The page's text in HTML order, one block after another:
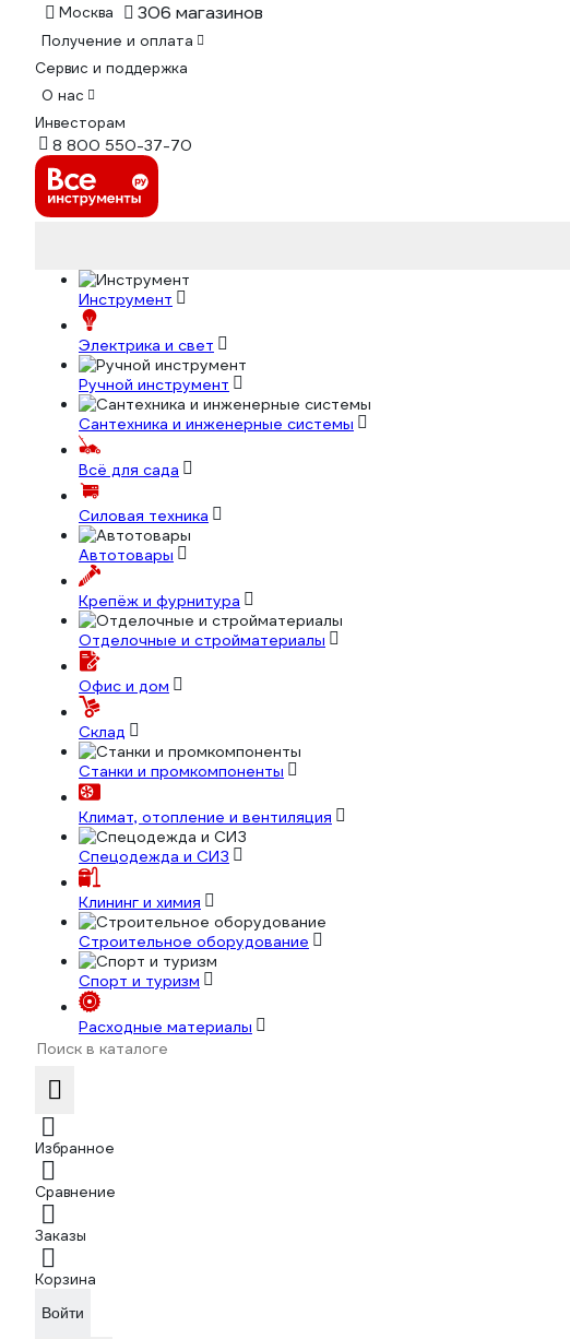
Москва 306 магазинов
Получение и оплата
Сервис и поддержка
О нас
Инвесторам
8 800 550-37-70
Инструмент
Электрика и свет
Ручной инструмент
Сантехника и инженерные системы
Всё для сада
Силовая техника
Автотовары
Крепёж и фурнитура
Отделочные и стройматериалы
Офис и дом
Склад
Станки и промкомпоненты
Климат, отопление и вентиляция
Спецодежда и СИЗ
Клининг и химия
Строительное оборудование
Спорт и туризм
Расходные материалы
Избранное
Сравнение
Заказы
Корзина
Войти